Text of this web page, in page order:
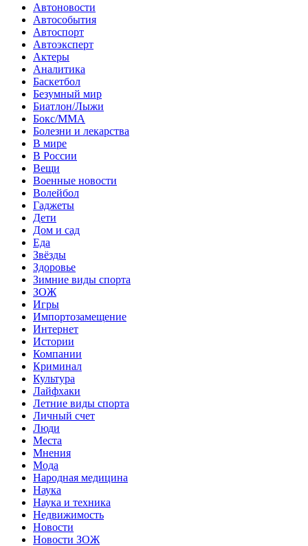
Автоновости
Автособытия
Автоспорт
Автоэксперт
Актеры
Аналитика
Баскетбол
Безумный мир
Биатлон/Лыжи
Бокс/MMA
Болезни и лекарства
В мире
В России
Вещи
Военные новости
Волейбол
Гаджеты
Дети
Дом и сад
Еда
Звёзды
Здоровье
Зимние виды спорта
ЗОЖ
Игры
Импортозамещение
Интернет
Истории
Компании
Криминал
Культура
Лайфхаки
Летние виды спорта
Личный счет
Люди
Места
Мнения
Мода
Народная медицина
Наука
Наука и техника
Недвижимость
Новости
Новости ЗОЖ